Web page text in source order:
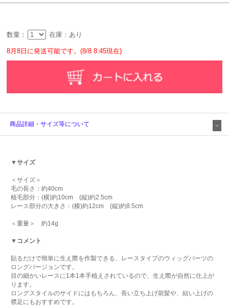
数量： 在庫：あり
8月8日に発送可能です。(8/8 8:45現在)
商品詳細・サイズ等について
▼サイズ
＜サイズ＞
毛の長さ：約40cm
植毛部分：(横)約10cm (縦)約2.5cm
レース部分の大きさ：(横)約12cm (縦)約8.5cm
＜重量＞ 約14g
▼コメント
貼るだけで簡単に生え際を作製できる、レースタイプのウィッグパーツの
ロングバージョンです。
目の細かいレースに1本1本手植えされているので、生え際が自然に仕上が
ります。
ロングスタイルのサイドにはもちろん、長い立ち上げ前髪や、結い上げの
襟足にもおすすめです。